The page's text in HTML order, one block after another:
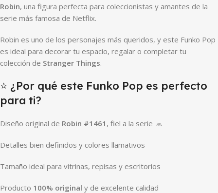
Robin, una figura perfecta para coleccionistas y amantes de la
serie más famosa de Netflix.
Robin es uno de los personajes más queridos, y este Funko Pop
es ideal para decorar tu espacio, regalar o completar tu
colección de Stranger Things.
⭐ ¿Por qué este Funko Pop es perfecto
para ti?
Diseño original de Robin #1461 , fiel a la serie 🧢
Detalles bien definidos y colores llamativos
Tamaño ideal para vitrinas, repisas y escritorios
Producto 100% original y de excelente calidad